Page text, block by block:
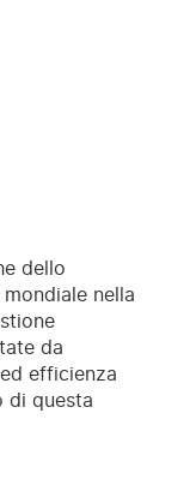
dello
nella
da
efficienza
di questa